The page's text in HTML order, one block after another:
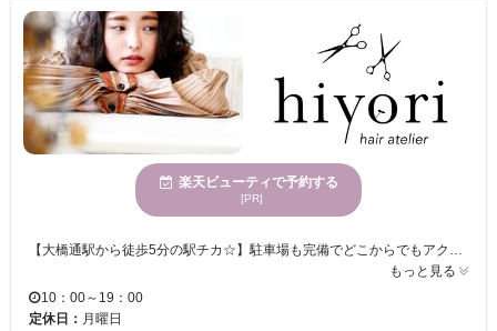
楽天ビューティで予約する
[PR]
もっと見る
10：00～19：00
定休日： 月曜日